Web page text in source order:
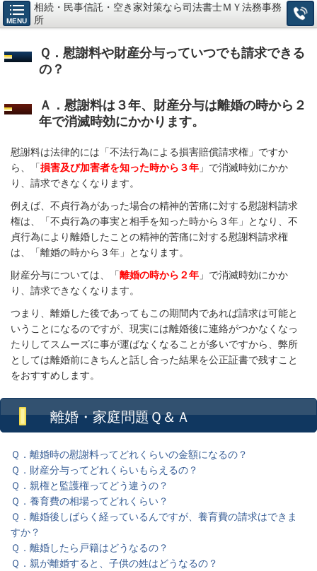
MENU
相続・民事信託・空き家対策なら司法書士ＭＹ法務事務
所
Ｑ．慰謝料や財産分与っていつでも請求できる
の？
Ａ．慰謝料は３年、財産分与は離婚の時から２
年で消滅時効にかかります。
慰謝料は法律的には「不法行為による損害賠償請求権」ですか
ら、「損害及び加害者を知った時から３年 」で消滅時効にかか
り、請求できなくなります。
例えば、不貞行為があった場合の精神的苦痛に対する慰謝料請求
権は、「不貞行為の事実と相手を知った時から３年」となり、不
貞行為により離婚したことの精神的苦痛に対する慰謝料請求権
は、「離婚の時から３年」となります。
財産分与については、「離婚の時から２年 」で消滅時効にかか
り、請求できなくなります。
つまり、離婚した後であってもこの期間内であれば請求は可能と
いうことになるのですが、現実には離婚後に連絡がつかなくなっ
たりしてスムーズに事が運ばなくなることが多いですから、弊所
としては離婚前にきちんと話し合った結果を公正証書で残すこと
をおすすめします。
離婚・家庭問題Ｑ＆Ａ
Ｑ．離婚時の慰謝料ってどれくらいの金額になるの？
Ｑ．財産分与ってどれくらいもらえるの？
Ｑ．親権と監護権ってどう違うの？
Ｑ．養育費の相場ってどれくらい？
Ｑ．離婚後しばらく経っているんですが、養育費の請求はできま
すか？
Ｑ．離婚したら戸籍はどうなるの？
Ｑ．親が離婚すると、子供の姓はどうなるの？